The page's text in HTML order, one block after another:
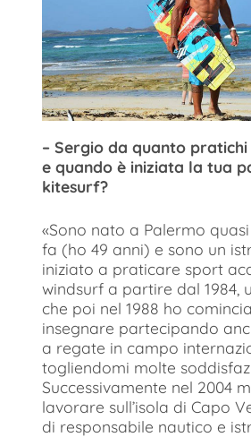
– Sergio da quanto
e quando è iniziata la tua
kitesurf?
«Sono nato a Palermo
fa (ho 49 anni) e sono un
iniziato a praticare sport
windsurf a partire dal 1984,
che poi nel 1988 ho
insegnare partecipando
a regate in campo
togliendomi molte
Successivamente nel 2004
lavorare sull’isola di Capo
di responsabile nautico e